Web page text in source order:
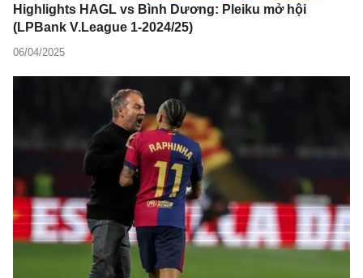
Highlights HAGL vs Bình Dương: Pleiku mở hội
(LPBank V.League 1-2024/25)
06/04/2025